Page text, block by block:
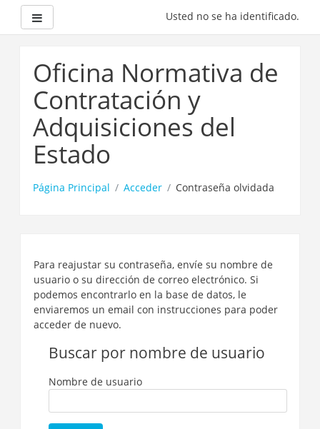
contenido
Usted no se ha identificado.
Oficina Normativa de
Contratación y
Adquisiciones del
Estado
Página Principal Acceder Contraseña olvidada
Para reajustar su contraseña, envíe su nombre de
usuario o su dirección de correo electrónico. Si
podemos encontrarlo en la base de datos, le
enviaremos un email con instrucciones para poder
acceder de nuevo.
Buscar por nombre de usuario
Nombre de usuario